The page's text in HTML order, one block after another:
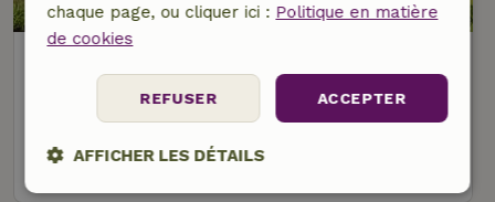
Limbourg, Pays-Bas
4 personnes2 Chambres à coucher
chaque page, ou cliquer ici : Politique en matière
de cookies
ACCEPTER
REFUSER
AFFICHER LES DÉTAILS